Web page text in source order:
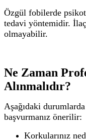
Özgül fobilerde
tedavi yöntemidir.
olmayabilir.
Ne Zaman
Alınmalıdır?
Aşağıdaki
başvurmanız önerilir:
Korkularınız